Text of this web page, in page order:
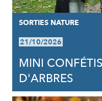
SORTIES NATURE
21/10/2026
MINI
D'ARBRES